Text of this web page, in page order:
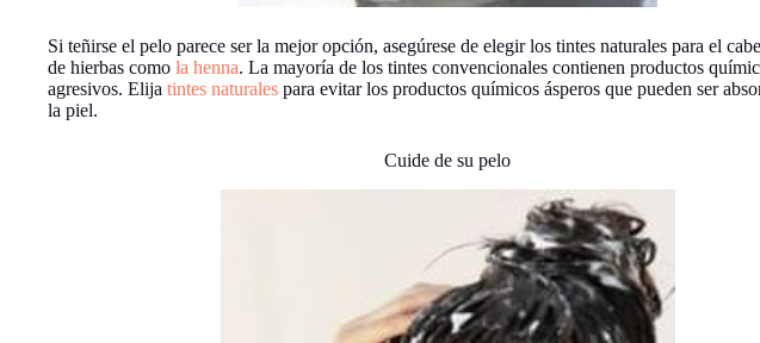
Si teñirse el pelo parece ser la mejor opción, asegúrese de elegir los tintes naturales para el
de hierbas como la henna. La mayoría de los tintes convencionales contienen productos
agresivos. Elija tintes naturales para evitar los productos químicos ásperos que pueden ser
la piel.
Cuide de su pelo